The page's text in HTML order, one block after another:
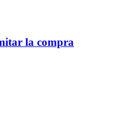
la compra